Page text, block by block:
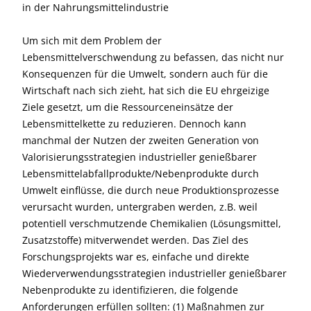
in der Nahrungsmittelindustrie
Um sich mit dem Problem der
Lebensmittelverschwendung zu befassen, das nicht nur
Konsequenzen für die Umwelt, sondern auch für die
Wirtschaft nach sich zieht, hat sich die EU ehrgeizige
Ziele gesetzt, um die Ressourceneinsätze der
Lebensmittelkette zu reduzieren. Dennoch kann
manchmal der Nutzen der zweiten Generation von
Valorisierungsstrategien industrieller genießbarer
Lebensmittelabfallprodukte/Nebenprodukte durch
Umwelt einflüsse, die durch neue Produktionsprozesse
verursacht wurden, untergraben werden, z.B. weil
potentiell verschmutzende Chemikalien (Lösungsmittel,
Zusatzstoffe) mitverwendet werden. Das Ziel des
Forschungsprojekts war es, einfache und direkte
Wiederverwendungsstrategien industrieller genießbarer
Nebenprodukte zu identifizieren, die folgende
Anforderungen erfüllen sollten: (1) Maßnahmen zur